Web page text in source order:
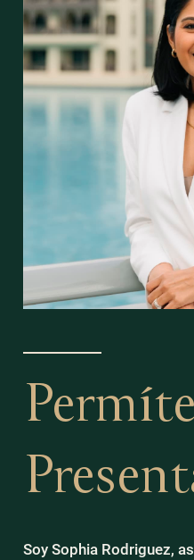
Soy Sophia Rodriguez,